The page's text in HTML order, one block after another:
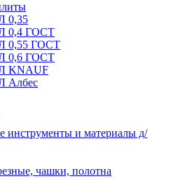
0,35
0,4 ГОСТ
0,55 ГОСТ
0,6 ГОСТ
KNAUF
Албес
инструменты и материалы д/
чашки, полотна